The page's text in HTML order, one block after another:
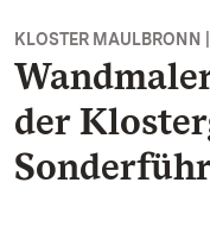
KLOSTER MAULBRONN
der